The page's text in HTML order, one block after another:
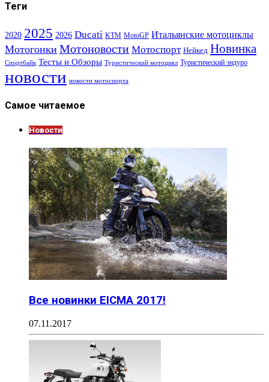
Теги
2020 2025 2026 Ducati KTM MotoGP Итальянские мотоциклы
Мотогонки Мотоновости Мотоспорт Нейкед Новинка
Спортбайк Тесты и Обзоры Туристический мотоцикл Туристический эндуро
новости новости мотоспорта
Самое читаемое
Новости
Все новинки EICMA 2017!
07.11.2017